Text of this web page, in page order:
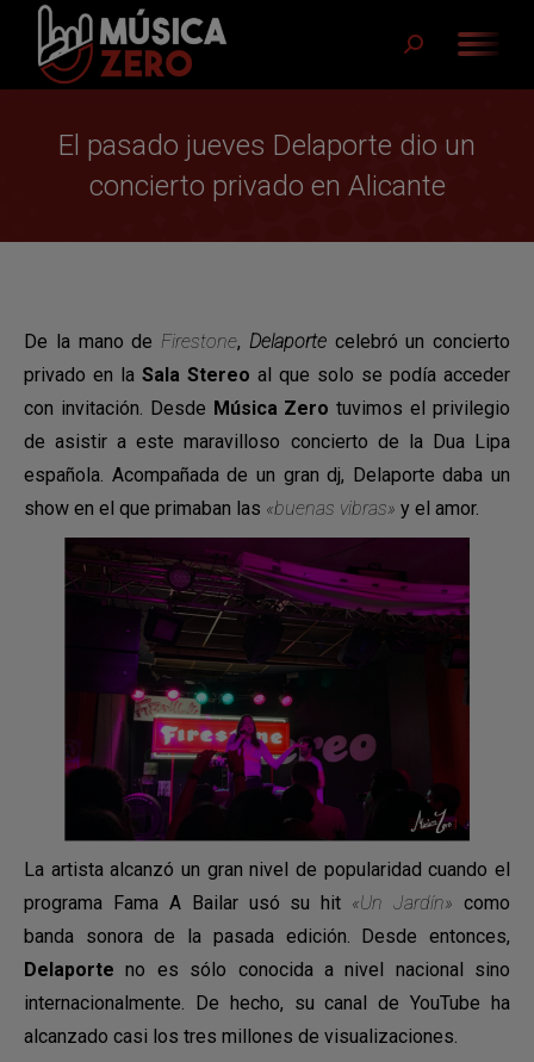
Buscar:
El pasado jueves Delaporte dio un
concierto privado en Alicante
De la mano de Firestone, Delaportecelebró un concierto
privado en la Sala Stereo al que solo se podía acceder
con invitación. Desde Música Zero tuvimos el privilegio
de asistir a este maravilloso concierto de la Dua Lipa
española. Acompañada de un gran dj, Delaporte daba un
show en el que primaban las «buenas vibras» y el amor.
La artista alcanzó un gran nivel de popularidad cuando el
programa Fama A Bailar usó su hit «Un Jardín» como
banda sonora de la pasada edición. Desde entonces,
Delaporte no es sólo conocida a nivel nacional sino
internacionalmente. De hecho, su canal de YouTube ha
alcanzado casi los tres millones de visualizaciones.